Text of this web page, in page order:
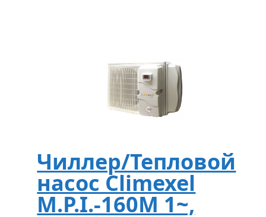
Чиллер/Тепловой
насос Climexel
M.P.I.-160M 1~,